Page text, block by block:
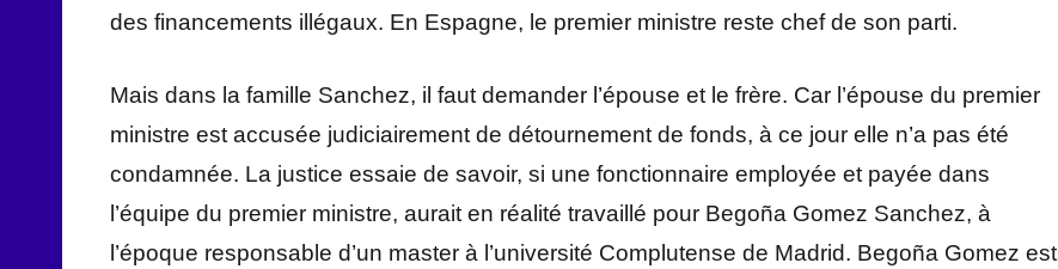
des financements illégaux. En Espagne, le premier ministre reste chef de son parti.
Mais dans la famille Sanchez, il faut demander l’épouse et le frère. Car l’épouse du premier
ministre est accusée judiciairement de détournement de fonds, à ce jour elle n’a pas été
condamnée. La justice essaie de savoir, si une fonctionnaire employée et payée dans
l’équipe du premier ministre, aurait en réalité travaillé pour Begoña Gomez Sanchez, à
l’époque responsable d’un master à l’université Complutense de Madrid. Begoña Gomez est